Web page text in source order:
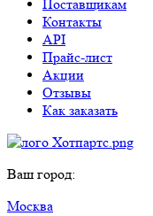
Поставщикам
Контакты
API
Прайс-лист
Акции
Отзывы
Как заказать
Ваш город:
Москва